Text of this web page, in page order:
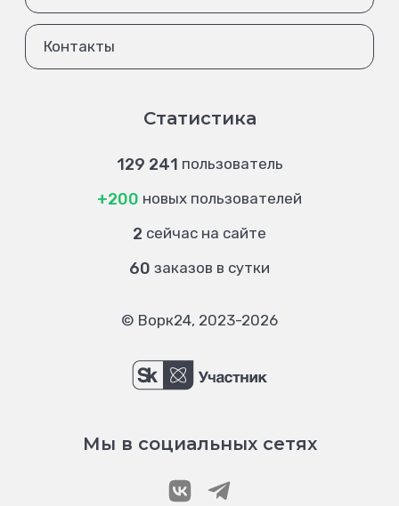
Контакты
Статистика
129 241 пользователь
+200 новых пользователей
2 сейчас на сайте
60 заказов в сутки
© Ворк24, 2023-2026
Мы в социальных сетях